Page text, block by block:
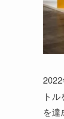
ト
を